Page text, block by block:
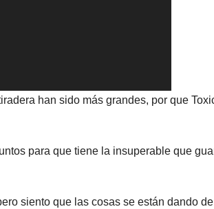
han sido más grandes, por que
para que tiene la insuperable que
siento que las cosas se están dando